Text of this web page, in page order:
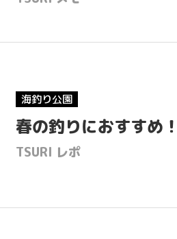
海釣り公園
春の釣りにおすすめ
TSURI レポ